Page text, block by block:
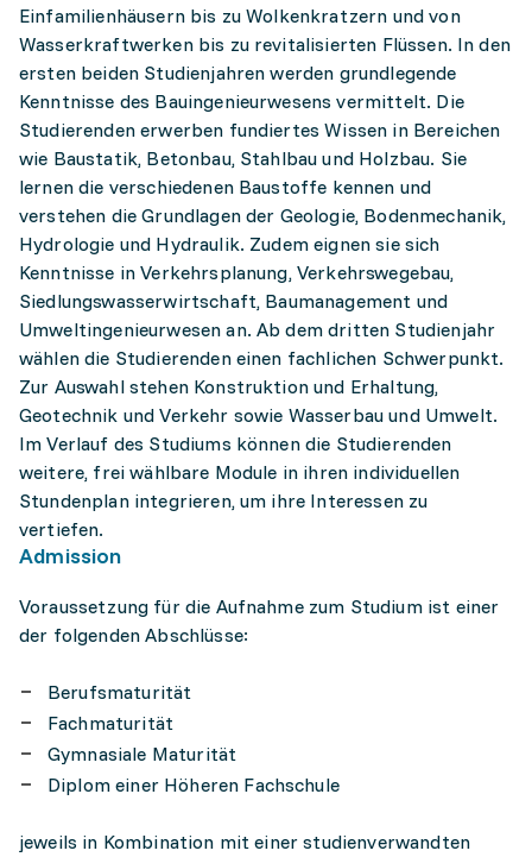
Einfamilienhäusern bis zu Wolkenkratzern und von
Wasserkraftwerken bis zu revitalisierten Flüssen. In den
ersten beiden Studienjahren werden grundlegende
Kenntnisse des Bauingenieurwesens vermittelt. Die
Studierenden erwerben fundiertes Wissen in Bereichen
wie Baustatik, Betonbau, Stahlbau und Holzbau. Sie
lernen die verschiedenen Baustoffe kennen und
verstehen die Grundlagen der Geologie, Bodenmechanik,
Hydrologie und Hydraulik. Zudem eignen sie sich
Kenntnisse in Verkehrsplanung, Verkehrswegebau,
Siedlungswasserwirtschaft, Baumanagement und
Umweltingenieurwesen an. Ab dem dritten Studienjahr
wählen die Studierenden einen fachlichen Schwerpunkt.
Zur Auswahl stehen Konstruktion und Erhaltung,
Geotechnik und Verkehr sowie Wasserbau und Umwelt.
Im Verlauf des Studiums können die Studierenden
weitere, frei wählbare Module in ihren individuellen
Stundenplan integrieren, um ihre Interessen zu
vertiefen.
Admission
Voraussetzung für die Aufnahme zum Studium ist einer
der folgenden Abschlüsse:
Berufsmaturität
Fachmaturität
Gymnasiale Maturität
Diplom einer Höheren Fachschule
jeweils in Kombination mit einer studienverwandten